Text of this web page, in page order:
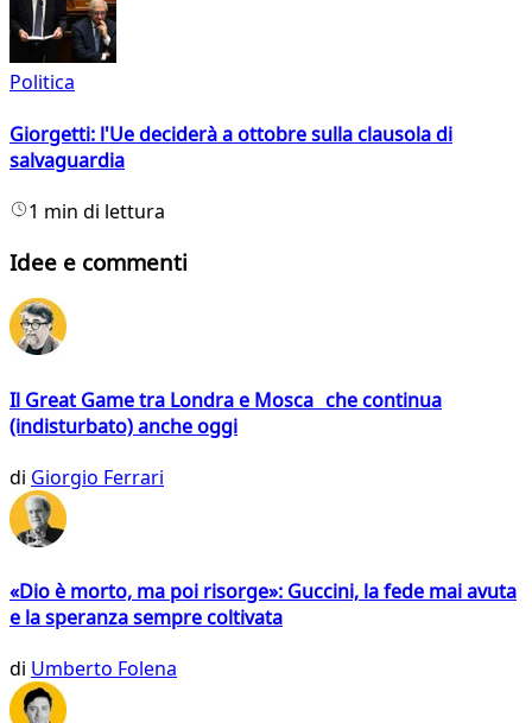
Politica
Giorgetti: l'Ue deciderà a ottobre sulla clausola di
salvaguardia
1 min di lettura
Idee e commenti
Il Great Game tra Londra e Mosca che continua
(indisturbato) anche oggi
di Giorgio Ferrari
«Dio è morto, ma poi risorge»: Guccini, la fede mai avuta
e la speranza sempre coltivata
di Umberto Folena